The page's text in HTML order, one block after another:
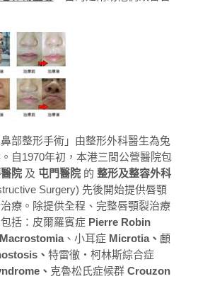
部整形手術」由整形外科醫生為兔
自1970年初，本港三間公營醫院包
院及 屯門醫院 的 整形及整容外科
Surgery) 先後開始提供唇顎
療。除提供全程、完整唇顎裂治療
括：皮爾羅賓症 Pierre Robin
Macrostomia、小耳症 Microtia、 顱
、 特雷徹‧柯林斯綜合症
、 克魯松氏症候群 Crouzon